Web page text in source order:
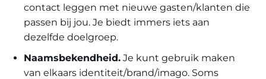
contact leggen met nieuwe gasten/klanten die
passen bij jou. Je biedt immers iets aan
dezelfde doelgroep.
Naamsbekendheid. Je kunt gebruik maken
van elkaars identiteit/brand/imago. Soms